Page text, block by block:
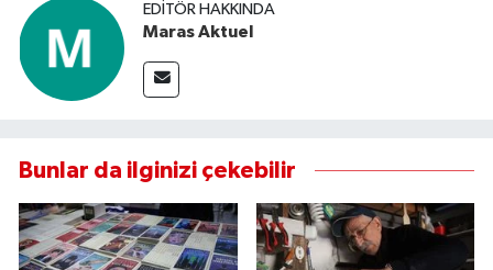
EDITÖR HAKKINDA
Maras Aktuel
Bunlar da ilginizi çekebilir